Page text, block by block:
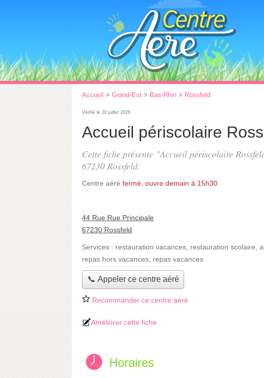
Accueil > Grand-Est > Bas-Rhin > Rossfeld
Vérifié le 20 juillet 2026
Accueil périscolaire
Cette fiche présente "Accueil périscolaire
67230 Rossfeld.
Centre aéré fermé, ouvre demain à 15h30
44 Rue Rue Principale
67230 Rossfeld
Services : restauration vacances restauration scolaire
repas hors vacances repas vacances
📞 Appeler ce centre aéré
Recommander ce centre aéré
Améliorer cette fiche
Horaires